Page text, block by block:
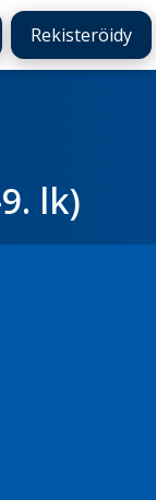
Rekisteröidy
lk)